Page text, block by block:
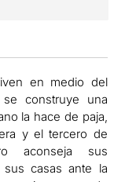
en medio del
construye una
la hace de paja,
y el tercero de
aconseja sus
sus casas ante la